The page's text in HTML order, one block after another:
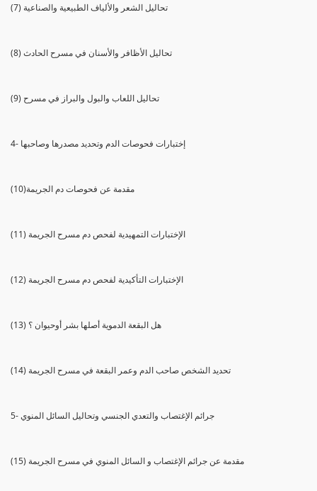
(7) تحاليل الشعر والألياف الطبيعية والصناعية
(8) تحاليل الأظافر والأسنان في مسرح الحادث
(9) تحاليل اللعاب والبول والبراز في مسرح
4- إختبارات فحوصات الدم وتحديد مصدرها وصاحبها
(10)مقدمة عن فحوصات دم الجريمة
(11) الإختبارات التمهيدية لفحص دم مسرح الجريمة
(12) الإختبارات التأكيدية لفحص دم مسرح الجريمة
(13) هل البقعة الدموية أصلها بشر أوحيوان ؟
(14) تحديد الشخص صاحب الدم وعمر البقعة في مسرح الجريمة
5- جرائم الإغتصاب والتعدي الجنسي وتحاليل السائل المنوي
(15) مقدمة عن جرائم الإغتصاب و السائل المنوي في مسرح الجريمة